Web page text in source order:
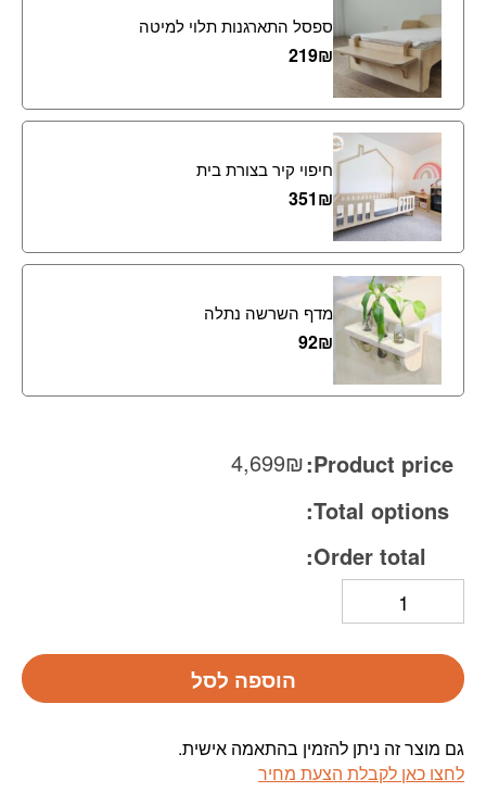
ספסל התארגנות תלוי למיטה
₪
219
חיפוי קיר בצורת בית
₪
351
מדף השרשה נתלה
₪
92
Product price:
₪
4,699
Total options:
Order total:
הוספה לסל
גם מוצר זה ניתן להזמין בהתאמה אישית.
לחצו כאן לקבלת הצעת מחיר